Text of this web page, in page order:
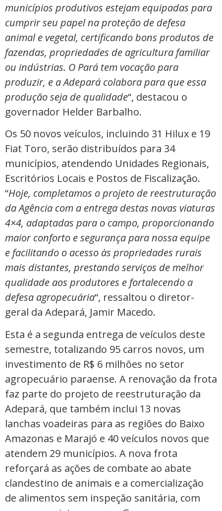
municípios produtivos estejam equipadas para
cumprir seu papel na proteção de defesa
animal e vegetal, certificando bons produtos de
fazendas, propriedades de agricultura familiar
ou indústrias. O Pará tem vocação para
produzir, e a Adepará colabora para que essa
produção seja de qualidade“, destacou o
governador Helder Barbalho.
Os 50 novos veículos, incluindo 31 Hilux e 19
Fiat Toro, serão distribuídos para 34
municípios, atendendo Unidades Regionais,
Escritórios Locais e Postos de Fiscalização.
“Hoje, completamos o projeto de reestruturação
da Agência com a entrega destas novas viaturas
4×4, adaptadas para o campo, proporcionando
maior conforto e segurança para nossa equipe
e facilitando o acesso às propriedades rurais
mais distantes, prestando serviços de melhor
qualidade aos produtores e fortalecendo a
defesa agropecuária“, ressaltou o diretor-
geral da Adepará, Jamir Macedo.
Esta é a segunda entrega de veículos deste
semestre, totalizando 95 carros novos, um
investimento de R$ 6 milhões no setor
agropecuário paraense. A renovação da frota
faz parte do projeto de reestruturação da
Adepará, que também inclui 13 novas
lanchas voadeiras para as regiões do Baixo
Amazonas e Marajó e 40 veículos novos que
atendem 29 municípios. A nova frota
reforçará as ações de combate ao abate
clandestino de animais e a comercialização
de alimentos sem inspeção sanitária, com